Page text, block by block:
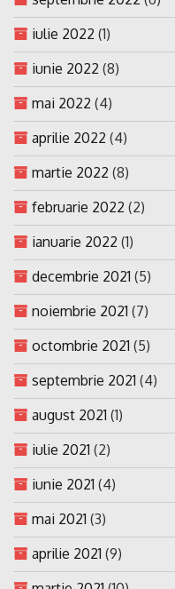
iulie 2022 (1)
iunie 2022 (8)
mai 2022 (4)
aprilie 2022 (4)
martie 2022 (8)
februarie 2022 (2)
ianuarie 2022 (1)
decembrie 2021 (5)
noiembrie 2021 (7)
octombrie 2021 (5)
septembrie 2021 (4)
august 2021 (1)
iulie 2021 (2)
iunie 2021 (4)
mai 2021 (3)
aprilie 2021 (9)